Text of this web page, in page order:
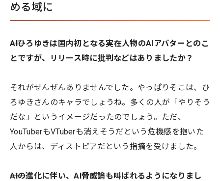
める域に
――AIひろゆきは国内初となる実在人物のAIアバターとのこ
とですが、リリース時に批判などはありましたか？
それがぜんぜんありませんでした。やっぱりそこは、ひ
ろゆきさんのキャラでしょうね。多くの人が「やりそう
だな」というイメージだったのでしょう。ただ、
YouTuberもVTuberも消えそうだという危機感を抱いた
人からは、ディストピアだという指摘を受けました。
――AIの進化に伴い、AI脅威論も叫ばれるようになりまし